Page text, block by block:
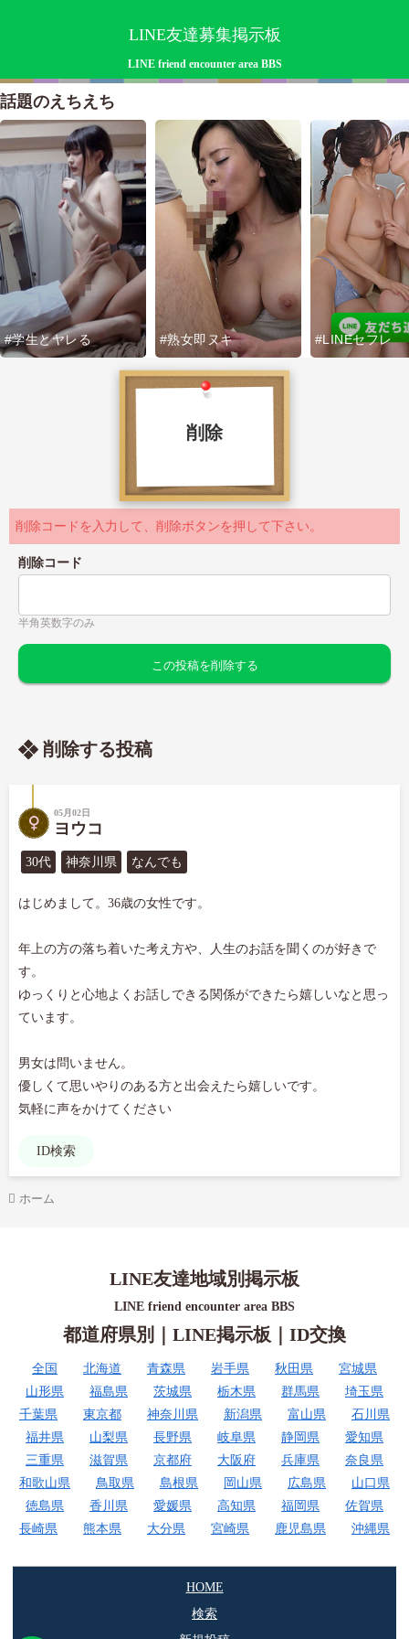
LINE友達募集掲示板
LINE friend encounter area BBS
話題のえちえち
#学生とヤレる #熟女即ヌキ #LINEセフレ
削除
削除コードを入力して、削除ボタンを押して下さい。
削除コード
半角英数字のみ
削除する投稿
05月02日
ヨウコ
30代 神奈川県 なんでも
はじめまして。36歳の女性です。
年上の方の落ち着いた考え方や、人生のお話を聞くのが好きで
す。
ゆっくりと心地よくお話しできる関係ができたら嬉しいなと思っ
ています。
男女は問いません。
優しくて思いやりのある方と出会えたら嬉しいです。
気軽に声をかけてください
ID検索
ホーム
LINE友達地域別掲示板
LINE friend encounter area BBS
都道府県別｜LINE掲示板｜ID交換
全国 北海道 青森県 岩手県 秋田県
宮城県
山形県
福島県 茨城県 栃木県 群馬県
埼玉県
千葉県
東京都 神奈川県 新潟県 富山県
石川県
福井県
山梨県 長野県 岐阜県 静岡県
愛知県
三重県
滋賀県 京都府 大阪府 兵庫県
奈良県
和歌山県
鳥取県 島根県 岡山県 広島県
山口県
徳島県
香川県 愛媛県 高知県 福岡県
佐賀県
長崎県
熊本県 大分県 宮崎県 鹿児島県 沖縄県
HOME
検索